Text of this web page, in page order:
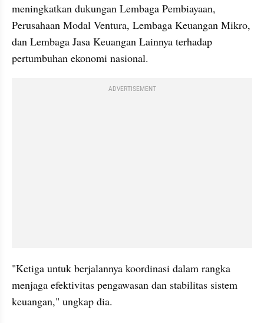
meningkatkan dukungan Lembaga Pembiayaan,
Perusahaan Modal Ventura, Lembaga Keuangan Mikro,
dan Lembaga Jasa Keuangan Lainnya terhadap
pertumbuhan ekonomi nasional.
ADVERTISEMENT
"Ketiga untuk berjalannya koordinasi dalam rangka
menjaga efektivitas pengawasan dan stabilitas sistem
keuangan," ungkap dia.